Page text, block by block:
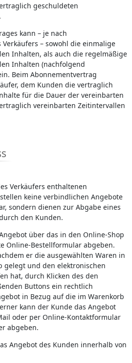
geschuldeten
kann – je nach
– sowohl die einmalige
Inhalten, als auch die regelmäßige
Inhalten (nachfolgend
Beim Abonnementvertrag
dem Kunden die vertraglich
für die Dauer der vereinbarten
vereinbarten Zeitintervallen
Verkäufers enthaltenen
keine verbindlichen Angebote
sondern dienen zur Abgabe eines
den Kunden.
über das in den Online-Shop
Online-Bestellformular abgeben.
er die ausgewählten Waren in
gelegt und den elektronischen
hat, durch Klicken des den
Buttons ein rechtlich
in Bezug auf die im Warenkorb
kann der Kunde das Angebot
oder per Online-Kontaktformular
abgeben.
Angebot des Kunden innerhalb von